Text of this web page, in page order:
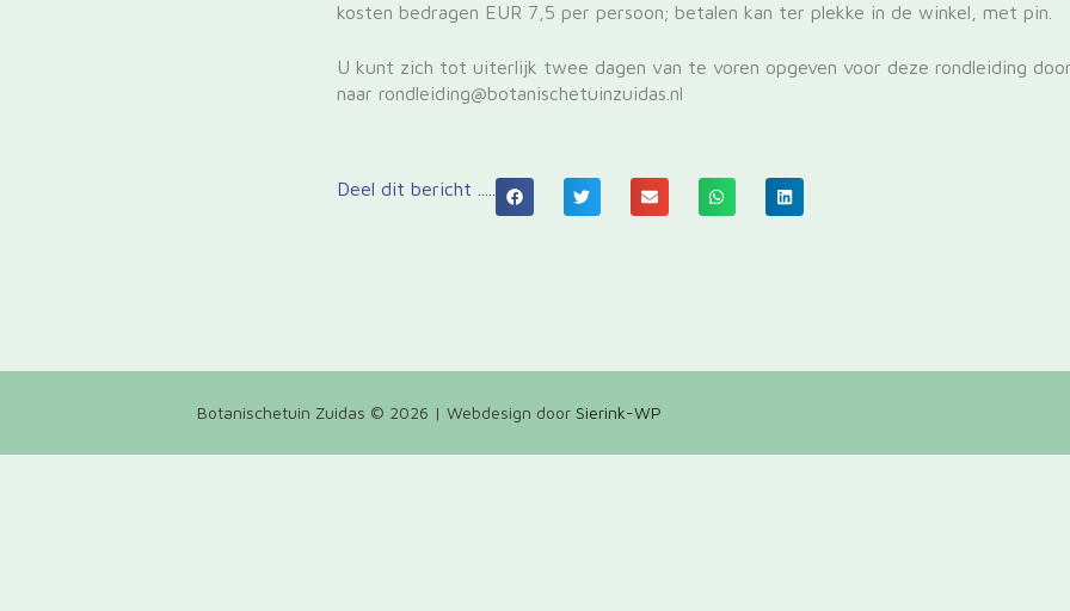
kosten bedragen EUR 7,5 per persoon; betalen kan ter plekke in de winkel, met pin.
U kunt zich tot uiterlijk twee dagen van te voren opgeven voor deze rondleiding
naar rondleiding@botanischetuinzuidas.nl
Deel dit bericht .....
Botanischetuin Zuidas © 2026 | Webdesign door Sierink-WP